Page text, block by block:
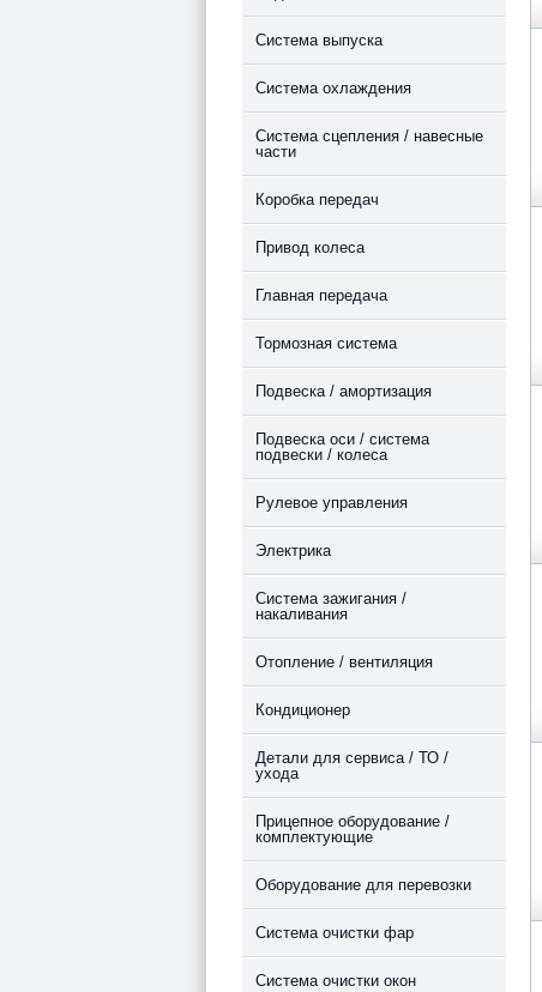
Система выпуска
Система охлаждения
Система сцепления / навесные
части
Коробка передач
Привод колеса
Главная передача
Тормозная система
Подвеска / амортизация
Подвеска оси / система
подвески / колеса
Рулевое управления
Электрика
Система зажигания /
накаливания
Отопление / вентиляция
Кондиционер
Детали для сервиса / ТО /
ухода
Прицепное оборудование /
комплектующие
Оборудование для перевозки
Система очистки фар
Система очистки окон